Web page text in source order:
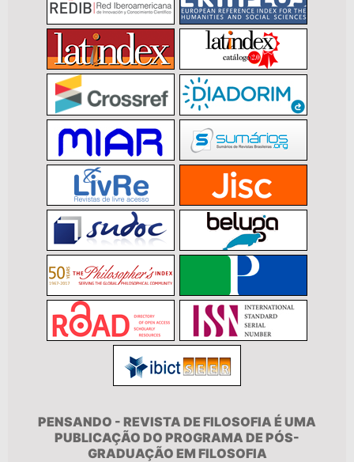
PENSANDO - REVISTA DE FILOSOFIA É UMA
PUBLICAÇÃO DO PROGRAMA DE PÓS-
GRADUAÇÃO EM FILOSOFIA